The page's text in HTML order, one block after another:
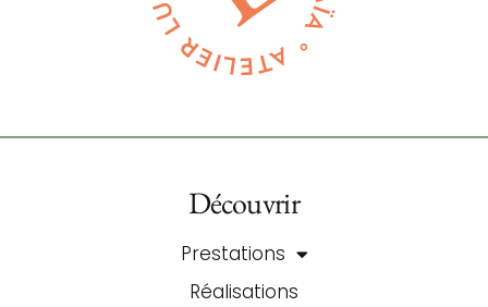
Découvrir
Prestations
Réalisations